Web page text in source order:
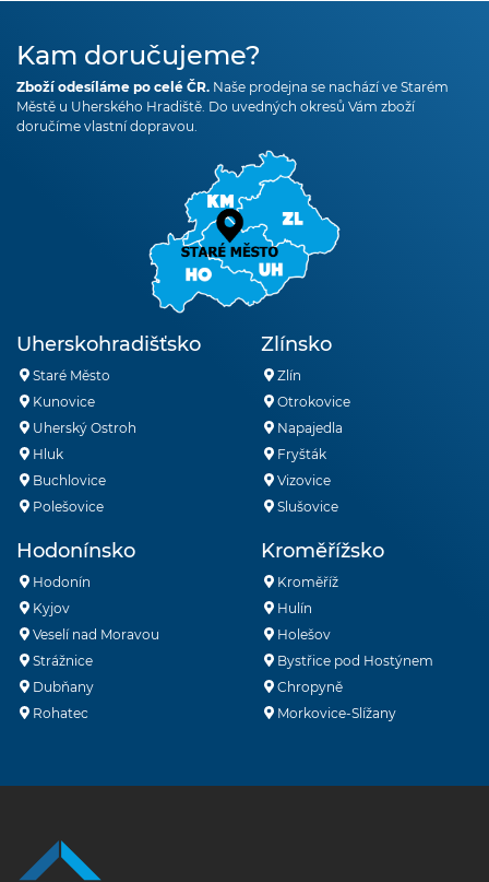
Kam doručujeme?
Zboží odesíláme po celé ČR. Naše prodejna se nachází ve Starém
Městě u Uherského Hradiště. Do uvedných okresů Vám zboží
doručíme vlastní dopravou.
Uherskohradišťsko
Staré Město
Kunovice
Uherský Ostroh
Hluk
Buchlovice
Polešovice
Zlínsko
Zlín
Otrokovice
Napajedla
Fryšták
Vizovice
Slušovice
Hodonínsko
Hodonín
Kyjov
Veselí nad Moravou
Strážnice
Dubňany
Rohatec
Kroměřížsko
Kroměříž
Hulín
Holešov
Bystřice pod Hostýnem
Chropyně
Morkovice-Slížany